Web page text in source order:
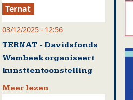
Ternat
03/12/2025 - 12:56
TERNAT - Davidsfonds
Wambeek organiseert
kunsttentoonstelling
Meer lezen